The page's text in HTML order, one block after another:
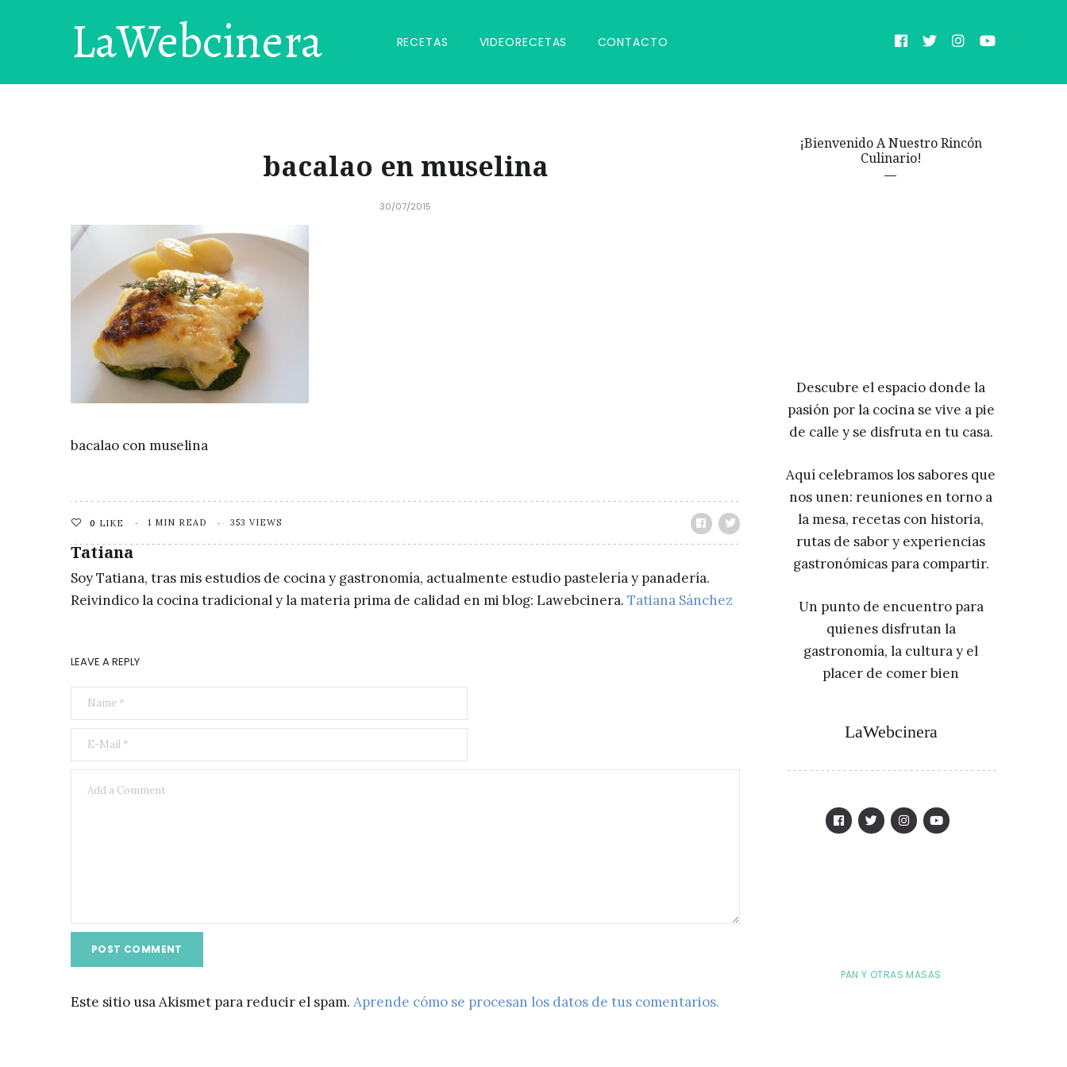
LaWebcinera RECETAS VIDEORECETAS CONTACTO
bacalao en muselina
30/07/2015
bacalao con muselina
0 LIKE 1 MIN READ 353 VIEWS
Tatiana
Soy Tatiana, tras mis estudios de cocina y gastronomía, actualmente estudio pastelería y panadería.
Reivindico la cocina tradicional y la materia prima de calidad en mi blog: Lawebcinera. Tatiana Sánchez
LEAVE A REPLY
Este sitio usa Akismet para reducir el spam. Aprende cómo se procesan los datos de tus comentarios.
¡Bienvenido A Nuestro Rincón
Culinario!
Descubre el espacio donde la
pasión por la cocina se vive a pie
de calle y se disfruta en tu casa.
Aquí celebramos los sabores que
nos unen: reuniones en torno a
la mesa, recetas con historia,
rutas de sabor y experiencias
gastronómicas para compartir.
Un punto de encuentro para
quienes disfrutan la
gastronomía, la cultura y el
placer de comer bien
LaWebcinera
PAN Y OTRAS MASAS